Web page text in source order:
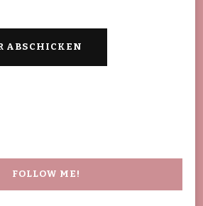
FOLLOW ME!